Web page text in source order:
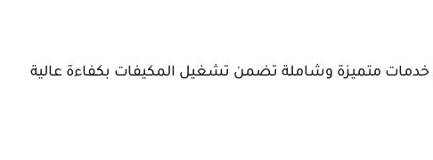
خدمات متميزة وشاملة تضمن تشغيل المكيفات بكفاءة عالية